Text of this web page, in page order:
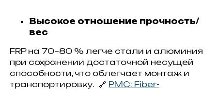
Высокое отношение прочность/
вес
FRP на 70–80 % легче стали и алюминия
при сохранении достаточной несущей
способности, что облегчает монтаж и
транспортировку. 🔗 PMC: Fiber-